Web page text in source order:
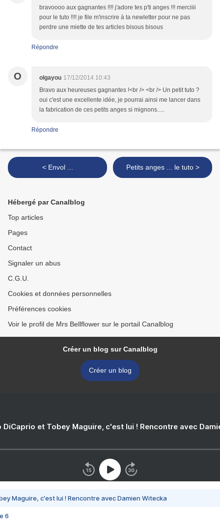
bravoooo aux gagnantes !!!! j'adore tes p'ti anges !!! merciiii
pour le tuto !!!! je file m'inscrire à ta newletter pour ne pas
perdre une miette de tes articles bisous bisous
Répondre
O olgayou 17/12/2014 10:43
Bravo aux heureuses gagnantes !<br /> <br /> Un petit tuto ?
oui c'est une excellente idée, je pourrai ainsi me lancer dans
la fabrication de ces petits anges si mignons.....
Répondre
< Envol ... Petits anges ... le tuto >
Hébergé par Canalblog
Top articles
Pages
Contact
Signaler un abus
C.G.U.
Cookies et données personnelles
Préférences cookies
Voir le profil de Mrs Bellflower sur le portail Canalblog
Créer un blog sur Canalblog
Créer un blog
DiCaprio et Tobey Maguire, c'est lui ! Rencontre avec
Maguire, c'est lui ! Rencontre avec Damien Witecka
6